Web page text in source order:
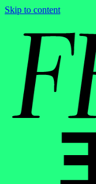
Skip to content